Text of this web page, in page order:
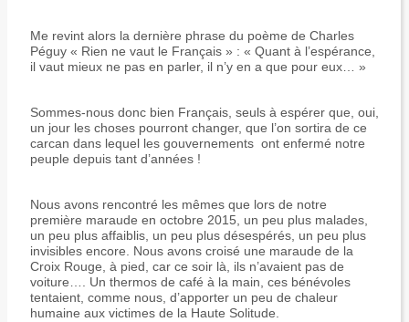
Me revint alors la dernière phrase du poème de Charles
Péguy « Rien ne vaut le Français » : « Quant à l’espérance,
il vaut mieux ne pas en parler, il n’y en a que pour eux… »
Sommes-nous donc bien Français, seuls à espérer que, oui,
un jour les choses pourront changer, que l’on sortira de ce
carcan dans lequel les gouvernements ont enfermé notre
peuple depuis tant d’années !
Nous avons rencontré les mêmes que lors de notre
première maraude en octobre 2015, un peu plus malades,
un peu plus affaiblis, un peu plus désespérés, un peu plus
invisibles encore. Nous avons croisé une maraude de la
Croix Rouge, à pied, car ce soir là, ils n’avaient pas de
voiture…. Un thermos de café à la main, ces bénévoles
tentaient, comme nous, d’apporter un peu de chaleur
humaine aux victimes de la Haute Solitude.